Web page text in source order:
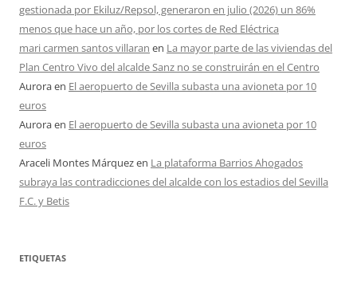
gestionada por Ekiluz/Repsol, generaron en julio (2026) un 86%
menos que hace un año, por los cortes de Red Eléctrica
mari carmen santos villaran en La mayor parte de las viviendas del
Plan Centro Vivo del alcalde Sanz no se construirán en el Centro
Auroraen El aeropuerto de Sevilla subasta una avioneta por 10
euros
Auroraen El aeropuerto de Sevilla subasta una avioneta por 10
euros
Araceli Montes Márquezen La plataforma Barrios Ahogados
subraya las contradicciones del alcalde con los estadios del Sevilla
F.C. y Betis
ETIQUETAS